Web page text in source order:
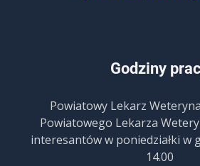
Godziny
Powiatowy Lekarz
Powiatowego Lekarza
interesantów w poniedziałki w
14.00